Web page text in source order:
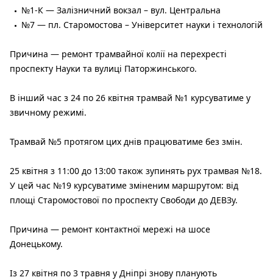
№1-К — Залізничний вокзал – вул. Центральна
№7 — пл. Старомостова – Університет науки і технологій
Причина — ремонт трамвайної колії на перехресті
проспекту Науки та вулиці Паторжинського.
В інший час з 24 по 26 квітня трамвай №1 курсуватиме у
звичному режимі.
Трамвай №5 протягом цих днів працюватиме без змін.
25 квітня з 11:00 до 13:00 також зупинять рух трамвая №18.
У цей час №19 курсуватиме зміненим маршрутом: від
площі Старомостової по проспекту Свободи до ДЕВЗу.
Причина — ремонт контактної мережі на шосе
Донецькому.
Із 27 квітня по 3 травня у Дніпрі знову планують